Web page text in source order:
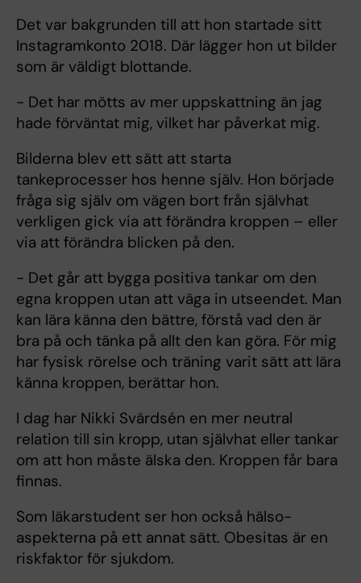
Det var bakgrunden till att hon startade sitt
Instagramkonto 2018. Där lägger hon ut bilder
som är väldigt blottande.
- Det har mötts av mer uppskattning än jag
hade förväntat mig, vilket har påverkat mig.
Bilderna blev ett sätt att starta
tankeprocesser hos henne själv. Hon började
fråga sig själv om vägen bort från självhat
verkligen gick via att förändra kroppen – eller
via att förändra blicken på den.
- Det går att bygga positiva tankar om den
egna kroppen utan att väga in utseendet. Man
kan lära känna den bättre, förstå vad den är
bra på och tänka på allt den kan göra. För mig
har fysisk rörelse och träning varit sätt att lära
känna kroppen, berättar hon.
I dag har Nikki Svärdsén en mer neutral
relation till sin kropp, utan självhat eller tankar
om att hon måste älska den. Kroppen får bara
finnas.
Som läkarstudent ser hon också hälso-
aspekterna på ett annat sätt. Obesitas är en
riskfaktor för sjukdom.